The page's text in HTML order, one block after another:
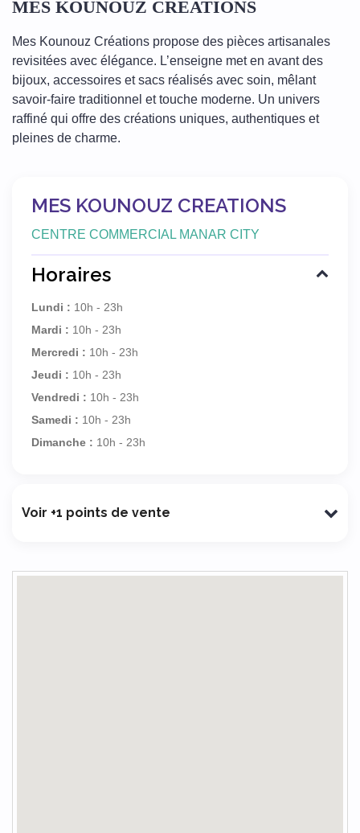
MES KOUNOUZ CREATIONS
Mes Kounouz Créations propose des pièces artisanales
revisitées avec élégance. L’enseigne met en avant des
bijoux, accessoires et sacs réalisés avec soin, mêlant
savoir-faire traditionnel et touche moderne. Un univers
raffiné qui offre des créations uniques, authentiques et
pleines de charme.
MES KOUNOUZ CREATIONS
CENTRE COMMERCIAL MANAR CITY
Horaires
Lundi : 10h - 23h
Mardi : 10h - 23h
Mercredi : 10h - 23h
Jeudi : 10h - 23h
Vendredi : 10h - 23h
Samedi : 10h - 23h
Dimanche : 10h - 23h
Voir +1 points de vente